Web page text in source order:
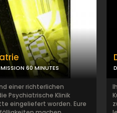
MISSION 60 MINUTES
einer richterlichen
Psychiatrische Klinik
eingeliefert worden. Eure